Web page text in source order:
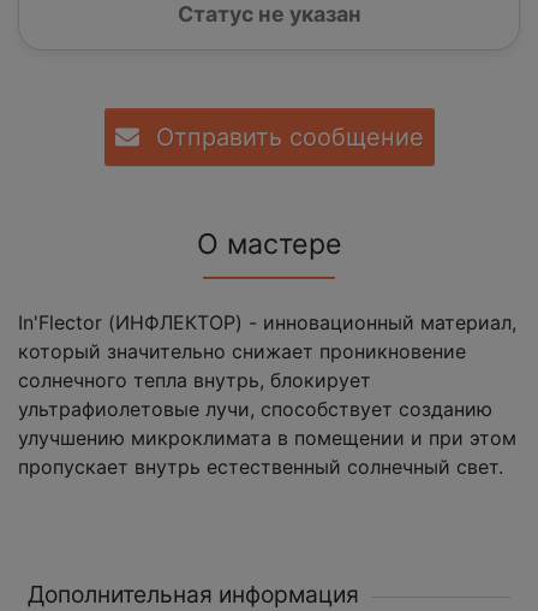
Статус не указан
Отправить сообщение
О мастере
In'Flector (ИНФЛЕКТОР) - инновационный материал,
который значительно снижает проникновение
солнечного тепла внутрь, блокирует
ультрафиолетовые лучи, способствует созданию
улучшению микроклимата в помещении и при этом
пропускает внутрь естественный солнечный свет.
Дополнительная информация